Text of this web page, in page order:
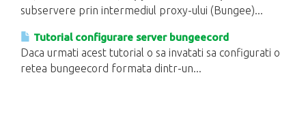
subservere prin intermediul proxy-ului (Bungee)...
Tutorial configurare server bungeecord
Daca urmati acest tutorial o sa invatati sa configurati o
retea bungeecord formata dintr-un...